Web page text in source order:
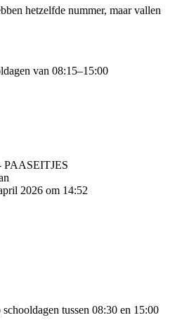
hetzelfde nummer, maar vallen
van 08:15–15:00
2026 om 14:52
tussen 08:30 en 15:00